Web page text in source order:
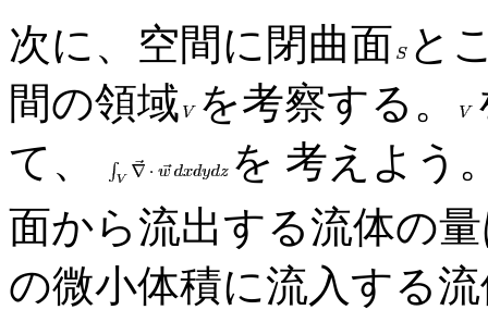
次に、空間に閉曲面 と
間の領域 を考察する。
て、
を 考えよう
面から流出する流体の
の微小体積に流入する